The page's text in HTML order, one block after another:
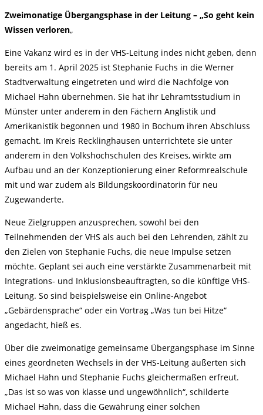
Zweimonatige Übergangsphase in der Leitung – „So geht kein
Wissen verloren„
Eine Vakanz wird es in der VHS-Leitung indes nicht geben, denn
bereits am 1. April 2025 ist Stephanie Fuchs in die Werner
Stadtverwaltung eingetreten und wird die Nachfolge von
Michael Hahn übernehmen. Sie hat ihr Lehramtsstudium in
Münster unter anderem in den Fächern Anglistik und
Amerikanistik begonnen und 1980 in Bochum ihren Abschluss
gemacht. Im Kreis Recklinghausen unterrichtete sie unter
anderem in den Volkshochschulen des Kreises, wirkte am
Aufbau und an der Konzeptionierung einer Reformrealschule
mit und war zudem als Bildungskoordinatorin für neu
Zugewanderte.
Neue Zielgruppen anzusprechen, sowohl bei den
Teilnehmenden der VHS als auch bei den Lehrenden, zählt zu
den Zielen von Stephanie Fuchs, die neue Impulse setzen
möchte. Geplant sei auch eine verstärkte Zusammenarbeit mit
Integrations- und Inklusionsbeauftragten, so die künftige VHS-
Leitung. So sind beispielsweise ein Online-Angebot
„Gebärdensprache“ oder ein Vortrag „Was tun bei Hitze“
angedacht, hieß es.
Über die zweimonatige gemeinsame Übergangsphase im Sinne
eines geordneten Wechsels in der VHS-Leitung äußerten sich
Michael Hahn und Stephanie Fuchs gleichermaßen erfreut.
„Das ist so was von klasse und ungewöhnlich“, schilderte
Michael Hahn, dass die Gewährung einer solchen